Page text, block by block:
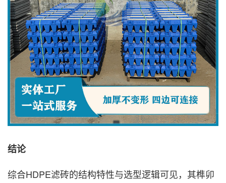
结论
综合HDPE滤砖的结构特性与选型逻辑可见，其榫卯